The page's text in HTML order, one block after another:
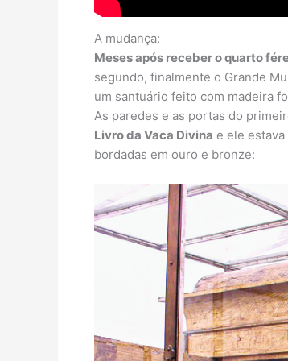
A mudança:
Meses após receber o quarto
segundo, finalmente o Grande
um santuário feito com madeira
As paredes e as portas do
Livro da Vaca Divina e ele
bordadas em ouro e bronze: